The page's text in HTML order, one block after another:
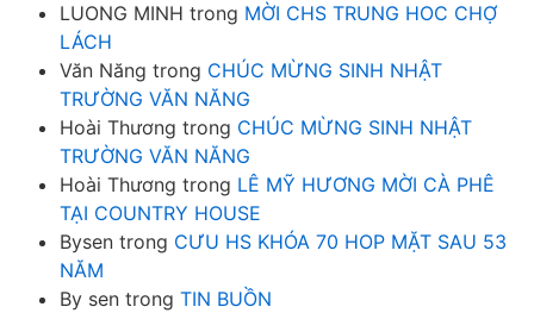
LUONG MINH trong MỜI CHS TRUNG HOC CHỢ
LÁCH
Văn Năng trong CHÚC MỪNG SINH NHẬT
TRƯỜNG VĂN NĂNG
Hoài Thương trong CHÚC MỪNG SINH NHẬT
TRƯỜNG VĂN NĂNG
Hoài Thương trong LÊ MỸ HƯƠNG MỜI CÀ PHÊ
TẠI COUNTRY HOUSE
Bysen trong CƯU HS KHÓA 70 HOP MẶT SAU 53
NĂM
By sen trong TIN BUỒN